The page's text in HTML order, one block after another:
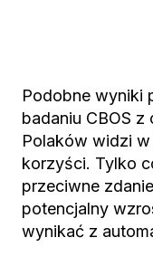
Podobne wyniki
badaniu CBOS
Polaków widzi
korzyści. Tylko
przeciwne
potencjalny
wynikać z